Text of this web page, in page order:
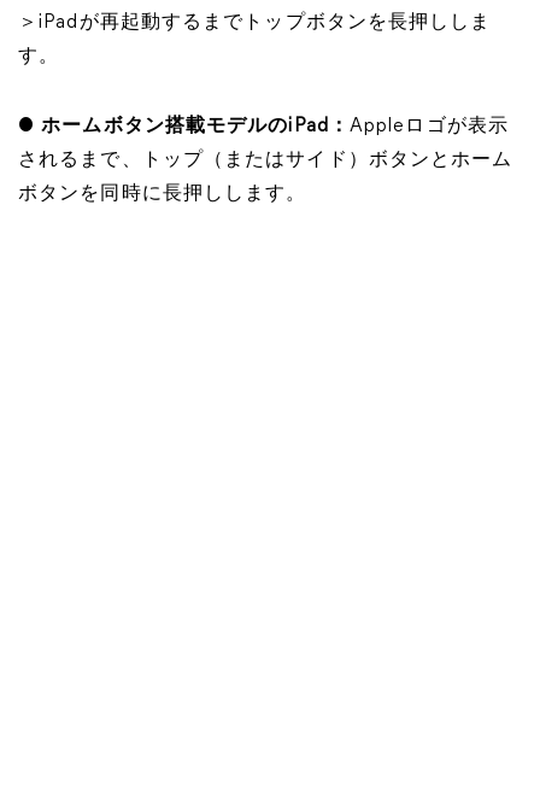
＞iPadが再起動するまでトップボタンを長押ししま
す。
●ホームボタン搭載モデルのiPad： Appleロゴが表示
されるまで、トップ（またはサイド）ボタンとホーム
ボタンを同時に長押しします。